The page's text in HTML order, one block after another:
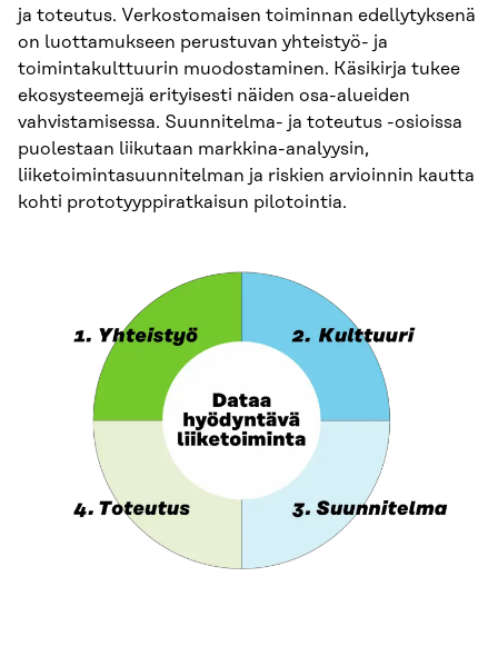
ja toteutus. Verkostomaisen toiminnan edellytyksenä
on luottamukseen perustuvan yhteistyö- ja
toimintakulttuurin muodostaminen. Käsikirja tukee
ekosysteemejä erityisesti näiden osa-alueiden
vahvistamisessa. Suunnitelma- ja toteutus -osioissa
puolestaan liikutaan markkina-analyysin,
liiketoimintasuunnitelman ja riskien arvioinnin kautta
kohti prototyyppiratkaisun pilotointia.